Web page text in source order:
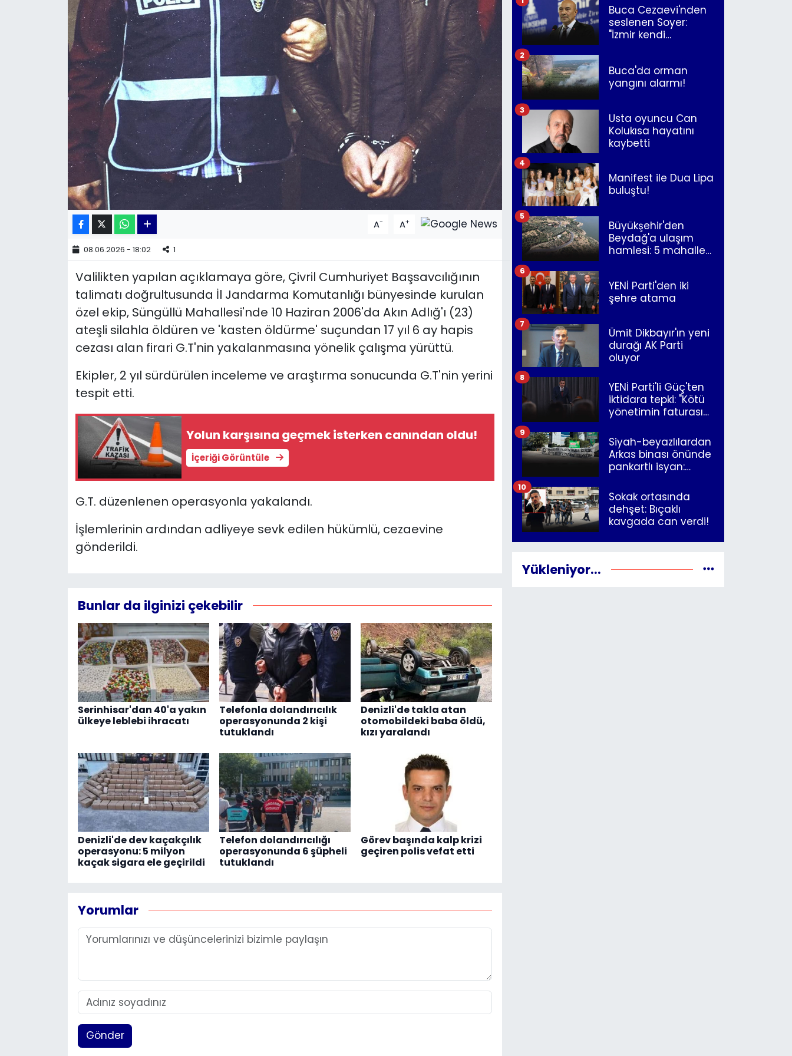
A- A+
08.06.2026 - 18:02 1
Valilikten yapılan açıklamaya göre, Çivril Cumhuriyet Başsavcılığının
talimatı doğrultusunda İl Jandarma Komutanlığı bünyesinde kurulan
özel ekip, Süngüllü Mahallesi'nde 10 Haziran 2006'da Akın Adlığ'ı (23)
ateşli silahla öldüren ve 'kasten öldürme' suçundan 17 yıl 6 ay hapis
cezası alan firari G.T'nin yakalanmasına yönelik çalışma yürüttü.
Ekipler, 2 yıl sürdürülen inceleme ve araştırma sonucunda G.T'nin yerini
tespit etti.
Yolun karşısına geçmek isterken canından oldu!
İçeriği Görüntüle
G.T. düzenlenen operasyonla yakalandı.
İşlemlerinin ardından adliyeye sevk edilen hükümlü, cezaevine
gönderildi.
Bunlar da ilginizi çekebilir
Serinhisar'dan 40'a yakın
ülkeye leblebi ihracatı
Telefonla dolandırıcılık
operasyonunda 2 kişi
tutuklandı
Denizli'de takla atan
otomobildeki baba öldü,
kızı yaralandı
Denizli'de dev kaçakçılık
operasyonu: 5 milyon
kaçak sigara ele geçirildi
Telefon dolandırıcılığı
operasyonunda 6 şüpheli
tutuklandı
Görev başında kalp krizi
geçiren polis vefat etti
Yorumlar
Gönder
Buca Cezaevi'nden
seslenen Soyer:
"İzmir kendi
Buca'da orman
yangını alarmı!
2
Usta oyuncu Can
Kolukısa hayatını
kaybetti
3
Manifest ile Dua Lipa
buluştu!
4
Büyükşehir'den
Beydağ'a ulaşım
hamlesi: 5 mahalle
5
YENİ Parti'den iki
şehre atama
6
Ümit Dikbayır'ın yeni
durağı AK Parti
oluyor
7
YENİ Parti'li Güç'ten
iktidara tepki: "Kötü
yönetimin faturasını
8
Siyah-beyazlılardan
Arkas binası önünde
pankartlı isyan:
İzmir"
9
Sokak ortasında
dehşet: Bıçaklı
kavgada can verdi!
10
Yükleniyor...
KÜLTÜR SANAT
MAGAZİN
POLİTİKA
SAĞLIK
Siyaset
TEKNOLOJİ
YEREL POLİTİKA
YEREL YÖNETİMLER